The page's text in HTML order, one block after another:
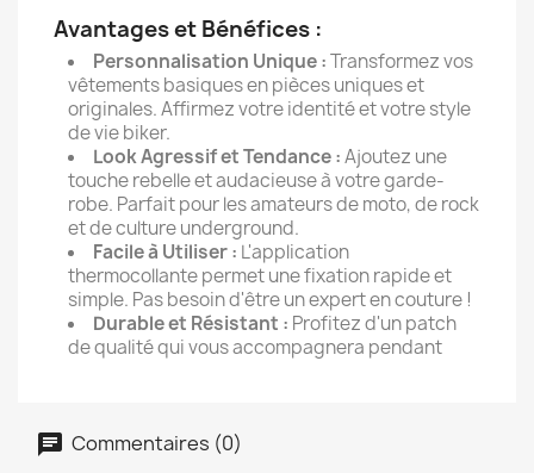
Avantages et Bénéfices :
Personnalisation Unique :Transformez vos
vêtements basiques en pièces uniques et
originales. Affirmez votre identité et votre style
de vie biker.
Look Agressif et Tendance :Ajoutez une
touche rebelle et audacieuse à votre garde-
robe. Parfait pour les amateurs de moto, de rock
et de culture underground.
Facile à Utiliser : L'application
thermocollante permet une fixation rapide et
simple. Pas besoin d'être un expert en couture !
Durable et Résistant : Profitez d'un patch
de qualité qui vous accompagnera pendant
Commentaires (0)